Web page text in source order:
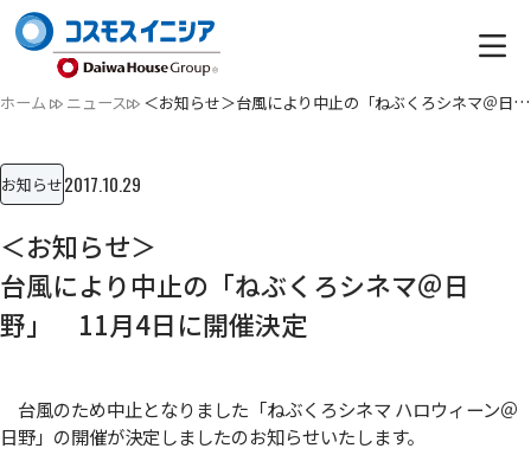
ホーム ニュース ＜お知らせ＞台風により中止の「ねぶくろシネマ＠日野」 11月4…
お知らせ2017.10.29
＜お知らせ＞
台風により中止の「ねぶくろシネマ＠日
野」 11月4日に開催決定
台風のため中止となりました「ねぶくろシネマ ハロウィーン＠
日野」の開催が決定しましたのお知らせいたします。